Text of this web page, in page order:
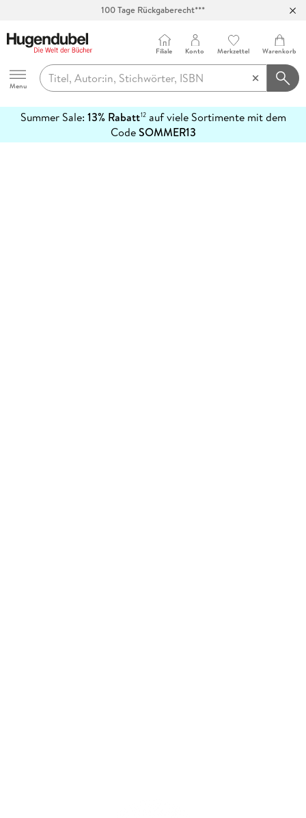
100 Tage Rückgaberecht***
Hugendubel
Menu
Filiale Konto Merkzettel Warenkorb
Summer Sale: 13% Rabatt12auf viele Sortimente mit dem
CodeSOMMER13
erfahren